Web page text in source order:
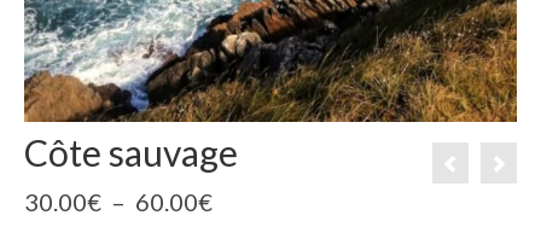
Côte sauvage
30.00€ – 60.00€Plage